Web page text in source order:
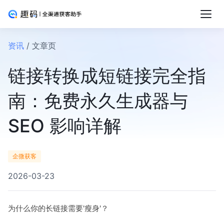
资讯 / 文章页
链接转换成短链接完全指
南：免费永久生成器与
SEO 影响详解
企微获客
2026-03-23
为什么你的长链接需要'瘦身'？